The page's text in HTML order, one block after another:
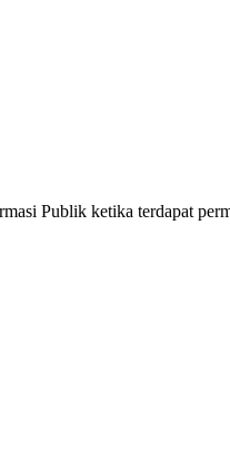
Publik ketika terdapat